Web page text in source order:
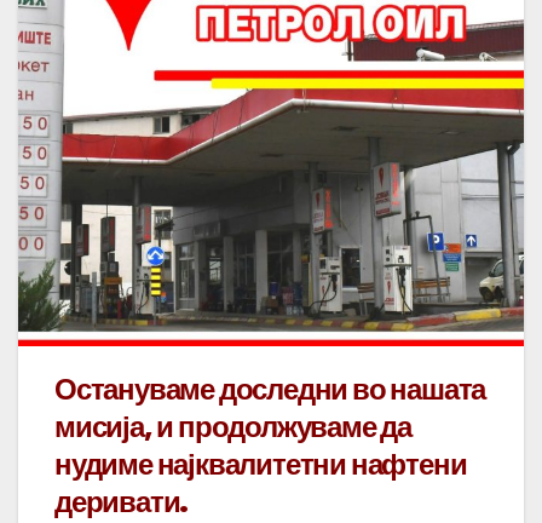
Остануваме доследни во нашата
мисија, и продолжуваме да
нудименајквалитетни нафтени
деривати.